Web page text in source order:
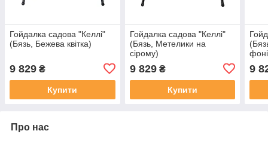
Гойдалка садова "Келлі"
(Бязь, Бежева квітка)
9 829 ₴
Купити
Гойдалка садова "Келлі"
(Бязь, Метелики на
сірому)
9 829₴
Купити
9
Про нас